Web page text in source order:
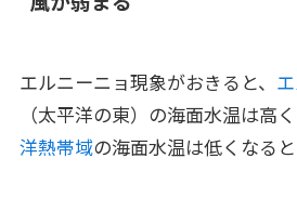
エルニーニョ現象がおきると、
（太平洋の東）の海面水温は高く
洋熱帯域の海面水温は低くなると